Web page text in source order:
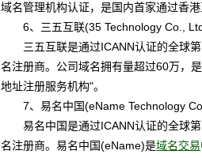
域名管理机构认证，是国内首家通过香
6、三五互联(35 Technology Co.,
三五互联是通过ICANN认证的全球第
名注册商。公司域名拥有量超过60万，
地址注册服务机构"。
7、易名中国(eName Technology
易名中国是通过ICANN认证的全球第
名注册商。易名中国(eName)是域名交易